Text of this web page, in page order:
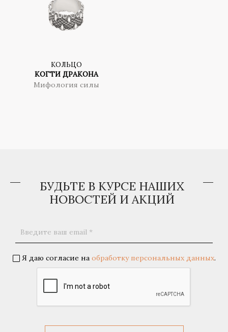
КОЛЬЦО
КОГТИ ДРАКОНА
Мифология силы
БУДЬТЕ В КУРСЕ НАШИХ
НОВОСТЕЙ И АКЦИЙ
Я даю согласие на обработку персональных данных.